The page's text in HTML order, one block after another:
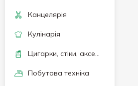
Канцелярія
Кулінарія
Цигарки, стіки, аксесуари
Побутова техніка